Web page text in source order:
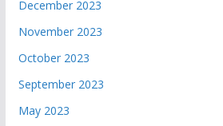
December 2023
November 2023
October 2023
September 2023
May 2023